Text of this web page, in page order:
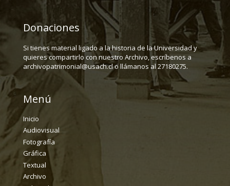
Donaciones
Si tienes material ligado a la historia de la Universidad y
quieres compartirlo con nuestro Archivo, escríbenos a
archivopatrimonial@usach.cl o llámanos al 27180275.
Menú
Inicio
Audiovisual
Fotografía
Gráfica
Textual
Archivo